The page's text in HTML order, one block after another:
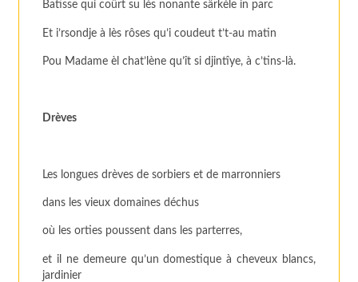
Batisse qui coûrt su lès nonante sârkèle in parc
Et i’rsondje à lès rôses qu’i coudeut t’t-au matin
Pou Madame èl chat’lène qu’ît si djintîye, à c’tins-là.
Drèves
Les longues drèves de sorbiers et de marronniers
dans les vieux domaines déchus
où les orties poussent dans les parterres,
et il ne demeure qu’un domestique à cheveux blancs,
jardinier